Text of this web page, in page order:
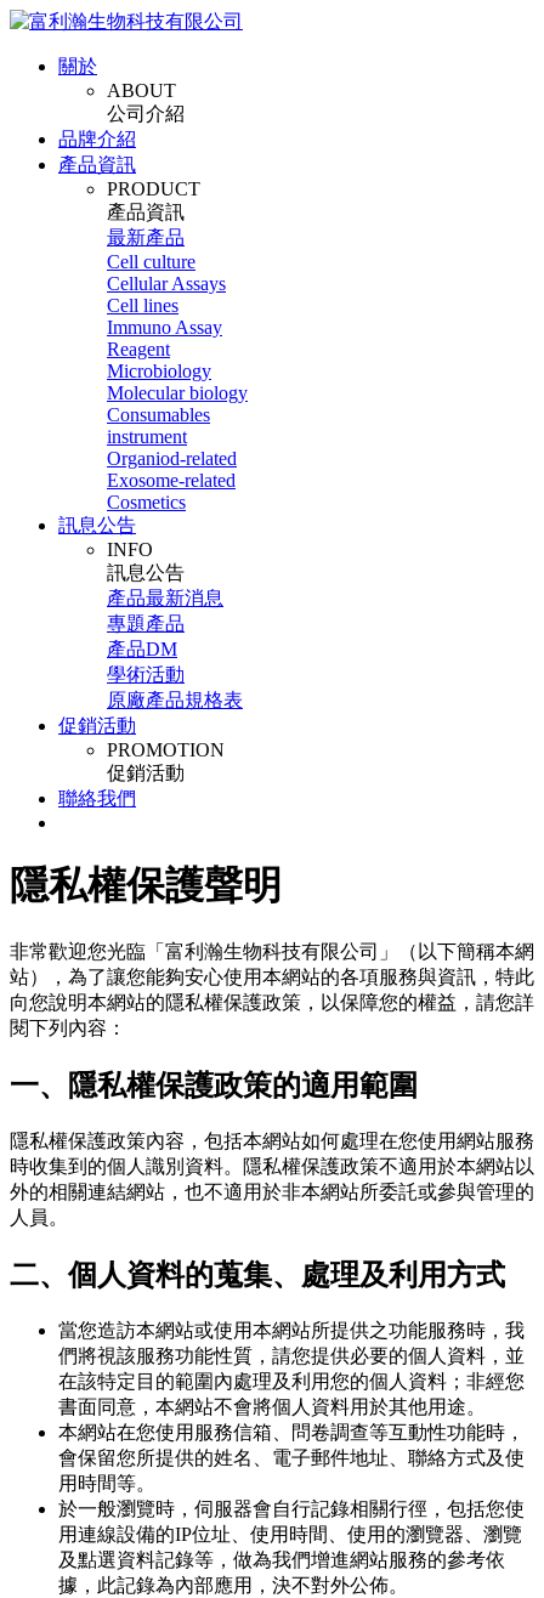
關於
ABOUT
公司介紹
品牌介紹
產品資訊
PRODUCT
產品資訊
最新產品
Cell culture
Cellular Assays
Cell lines
Immuno Assay
Reagent
Microbiology
Molecular biology
Consumables
instrument
Organiod-related
Exosome-related
Cosmetics
訊息公告
INFO
訊息公告
產品最新消息
專題產品
產品DM
學術活動
原廠產品規格表
促銷活動
PROMOTION
促銷活動
聯絡我們
隱私權保護聲明
非常歡迎您光臨「富利瀚生物科技有限公司」（以下簡稱本網
站），為了讓您能夠安心使用本網站的各項服務與資訊，特此
向您說明本網站的隱私權保護政策，以保障您的權益，請您詳
閱下列內容：
一、隱私權保護政策的適用範圍
隱私權保護政策內容，包括本網站如何處理在您使用網站服務
時收集到的個人識別資料。隱私權保護政策不適用於本網站以
外的相關連結網站，也不適用於非本網站所委託或參與管理的
人員。
二、個人資料的蒐集、處理及利用方式
當您造訪本網站或使用本網站所提供之功能服務時，我
們將視該服務功能性質，請您提供必要的個人資料，並
在該特定目的範圍內處理及利用您的個人資料；非經您
書面同意，本網站不會將個人資料用於其他用途。
本網站在您使用服務信箱、問卷調查等互動性功能時，
會保留您所提供的姓名、電子郵件地址、聯絡方式及使
用時間等。
於一般瀏覽時，伺服器會自行記錄相關行徑，包括您使
用連線設備的IP位址、使用時間、使用的瀏覽器、瀏覽
及點選資料記錄等，做為我們增進網站服務的參考依
據，此記錄為內部應用，決不對外公佈。